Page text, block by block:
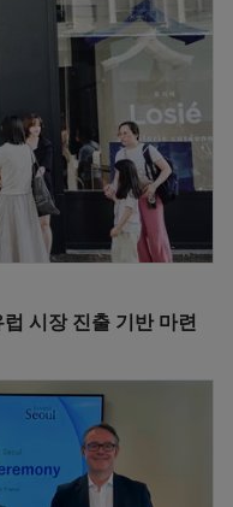
시장 진출 기반 마련